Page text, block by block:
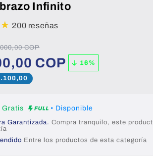
Infinito
★ 200 reseñas
COP
COP 16%
Gratis • Disponible
Garantizada. Compra tranquilo, este
Entre los productos de esta categoría